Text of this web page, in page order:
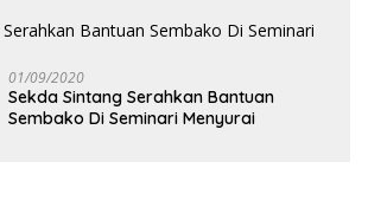
01/09/2020
Sekda Sintang Serahkan Bantuan
Sembako Di Seminari Menyurai